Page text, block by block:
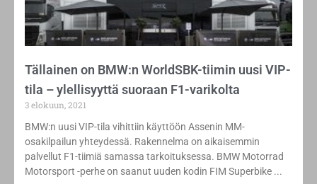
Tällainen on BMW:n WorldSBK-tiimin uusi VIP-
tila – ylellisyyttä suoraan F1-varikolta
3 elokuun, 2021
BMW:n uusi VIP-tila vihittiin käyttöön Assenin MM-
osakilpailun yhteydessä. Rakennelma on aikaisemmin
palvellut F1-tiimiä samassa tarkoituksessa. BMW Motorrad
Motorsport -perhe on saanut uuden kodin FIM Superbike